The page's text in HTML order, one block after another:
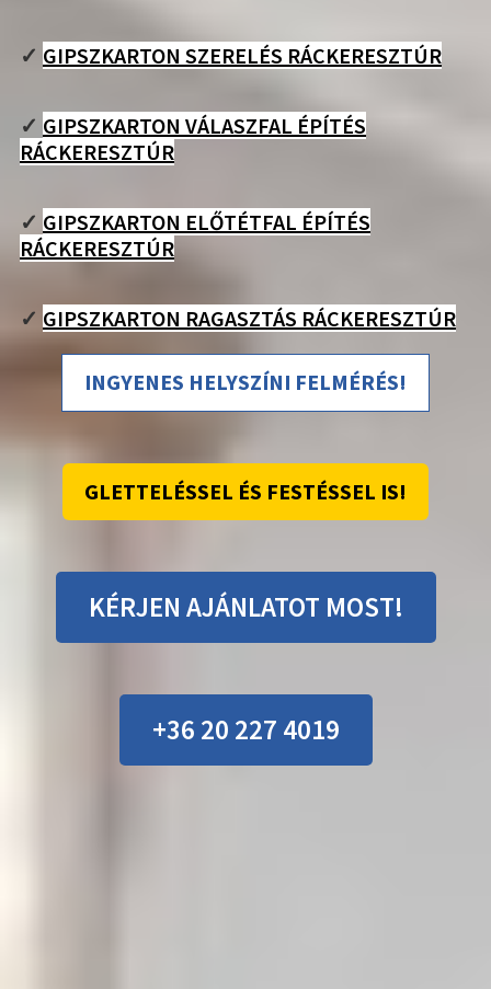
✓ GIPSZKARTON SZERELÉS RÁCKERESZTÚR
✓ GIPSZKARTON VÁLASZFAL ÉPÍTÉS
RÁCKERESZTÚR
✓ GIPSZKARTON ELŐTÉTFAL ÉPÍTÉS
RÁCKERESZTÚR
✓ GIPSZKARTON RAGASZTÁS RÁCKERESZTÚR
INGYENES HELYSZÍNI FELMÉRÉS!
GLETTELÉSSEL ÉS FESTÉSSEL IS!
KÉRJEN AJÁNLATOT MOST!
+36 20 227 4019